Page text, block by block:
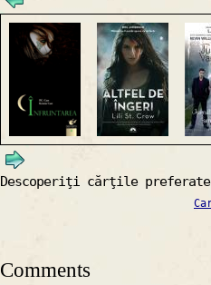
Descoperiţi cărţile
Comments